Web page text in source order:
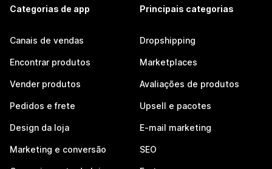
Categorias de app
Canais de vendas
Encontrar produtos
Vender produtos
Pedidos e frete
Design da loja
Marketing e conversão
Principais categorias
Dropshipping
Marketplaces
Avaliações de produtos
Upsell e pacotes
E-mail marketing
SEO